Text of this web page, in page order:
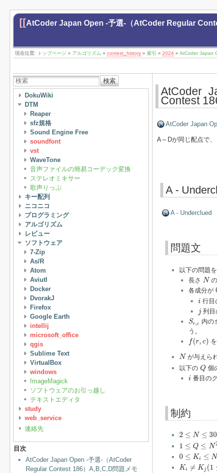
[[AtCoder Japan Open -予選-（AtCoder Regular
現在位置: トップページ » アルゴリズム » contest_history » 索引 » 2024 » AtCoder Japan
検索
DokuWiki
DTM
Reaper
sfz規格
Sound Engine Free
soundfont
vst
WaveTone
音声ファイルの簡易コーデック変換
ステレオミキサー
歌声りっぷ
キー配列
ニコニコ
プログラミング
アルゴリズム
レビュー
ソフトウェア
7-Zip
As/R
Atom
Aviutl
Docker
DvorakJ
Firefox
Google Earth
intellij
microsoft_office
qgis
Sublime Text
VirtualBox
windows
ImageMagick
ソフトウェアのお引っ越し
テキストエディタ
study
web_service
連絡先
目次
AtCoder Japan Open -予選-（AtCoder
Regular Contest 186）A,B,C,D問題メモ
AtCoder
Contest
AtCoder Japan
A～Dが同じ配点で
A -
A - Underclued
問題文
以下の問題
長さ N
N
各成分が
i行目
j列目
Sr,c
S c 内の
う。
f(r, c)
(r,
N
N が与えら
以下の Q
Q個
i 番目の
制約
2 ≤ N ≤ 30
2 ≤N ≤30
1 ≤ Q ≤ N
1 Q ≤N 2+ 1
0 ≤ Ki ≤ N
0 K ≤N
Ki ≠ K j (1
Ki≠ Kj 1≤ <j